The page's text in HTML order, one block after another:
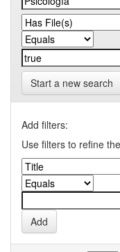
Start a new search
Add filters:
Use filters to refine